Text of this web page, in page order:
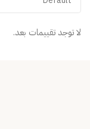
لا توجد تقييمات بعد.